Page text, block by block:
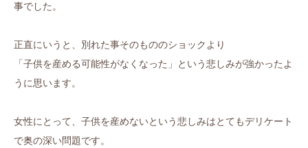
事でした。
正直にいうと、別れた事そのもののショックより
「子供を産める可能性がなくなった」という悲しみが強かったよ
うに思います。
女性にとって、子供を産めないという悲しみはとてもデリケート
で奥の深い問題です。